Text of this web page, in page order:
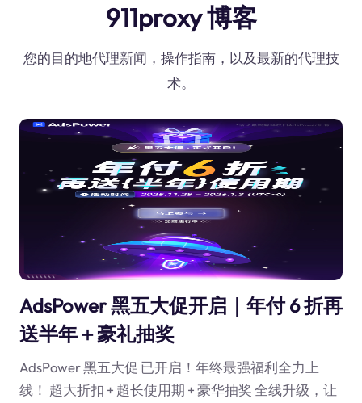
911proxy 博客
您的目的地代理新闻，操作指南，以及最新的代理技
术。
AdsPower 黑五大促开启｜年付 6 折再
送半年＋豪礼抽奖
AdsPower 黑五大促 已开启！年终最强福利全力上
线！ 超大折扣 + 超长使用期 + 豪华抽奖 全线升级，让